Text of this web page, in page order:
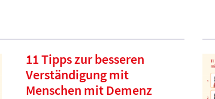
11 Tipps zur besseren
Verständigung mit
Menschen mit Demenz